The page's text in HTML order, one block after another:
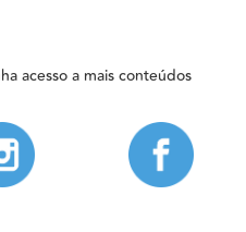
acesso a mais conteúdos